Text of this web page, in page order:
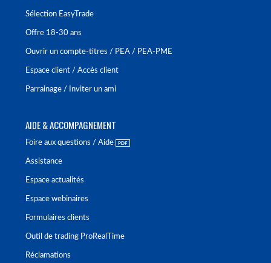
Sélection EasyTrade
Offre 18-30 ans
Ouvrir un compte-titres / PEA / PEA-PME
Espace client / Accès client
Parrainage / Inviter un ami
AIDE & ACCOMPAGNEMENT
Foire aux questions / Aide
Assistance
Espace actualités
Espace webinaires
Formulaires clients
Outil de trading ProRealTime
Réclamations